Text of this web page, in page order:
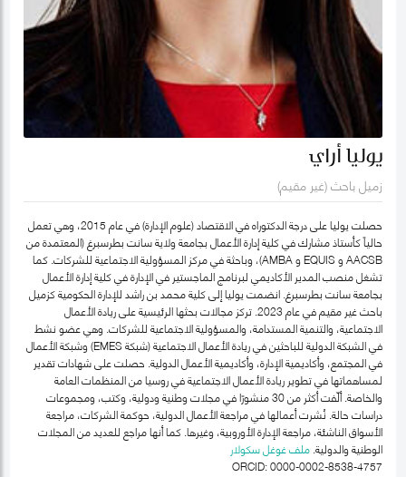
يوليا أراي
زميل باحث (غير مقيم)
حصلت يوليا على درجة الدكتوراه في الاقتصاد (علوم الإدارة) في عام 2015، وهي تعمل
حالياً كأستاذ مشارك في كلية إدارة الأعمال بجامعة ولاية سانت بطرسبرغ (المعتمدة من
AACSB و EQUIS و AMBA)، وباحثة في مركز المسؤولية الاجتماعية للشركات. كما
تشغل منصب المدير الأكاديمي لبرنامج الماجستير في الإدارة في كلية إدارة الأعمال
بجامعة سانت بطرسبرغ. انضمت يوليا إلى كلية محمد بن راشد للإدارة الحكومية كزميل
باحث غير مقيم في عام 2023. تركز مجالات بحثها الرئيسية على ريادة الأعمال
الاجتماعية، والتنمية المستدامة، والمسؤولية الاجتماعية للشركات. وهي عضو نشط
في الشبكة الدولية للباحثين في ريادة الأعمال الاجتماعية (شبكة EMES) وشبكة الأعمال
في المجتمع، وأكاديمية الإدارة، وأكاديمية الأعمال الدولية. حصلت على شهادات تقدير
لمساهماتها في تطوير ريادة الأعمال الاجتماعية في روسيا من المنظمات العامة
والخاصة. ألّفت أكثر من 30 منشورًا في مجلات وطنية ودولية، وكتب، ومجموعات
دراسات حالة. نُشرت أعمالها في مراجعة الأعمال الدولية، حوكمة الشركات، مراجعة
الأسواق الناشئة، مراجعة الإدارة الأوروبية، وغيرها. كما أنها مراجع للعديد من المجلات
الوطنية والدولية.ملف غوغل سكولار
ORCID: 0000-0002-8538-4757